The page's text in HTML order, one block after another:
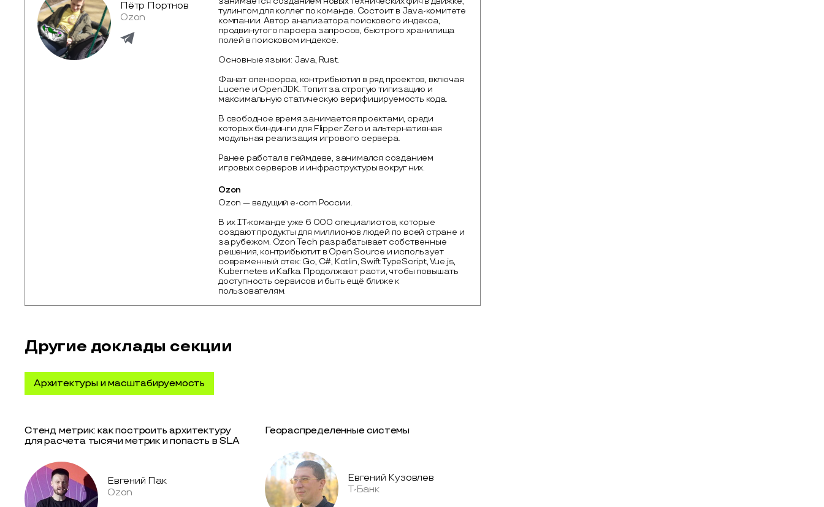
Пётр Портнов
Ozon
тулингом для коллег по команде. Состоит в Java-комитете
компании. Автор анализатора поискового индекса,
продвинутого парсера запросов, быстрого хранилища
полей в поисковом индексе.
Основные языки: Java, Rust.
Фанат опенсорса, контрибьютил в ряд проектов, включая
Lucene и OpenJDK. Топит за строгую типизацию и
максимальную статическую верифицируемость кода.
В свободное время занимается проектами, среди
которых биндинги для Flipper Zero и альтернативная
модульная реализация игрового сервера.
Ранее работал в геймдеве, занимался созданием
игровых серверов и инфраструктуры вокруг них.
Ozon
Ozon — ведущий e-com России.
В их IT-команде уже 6 000 специалистов, которые
создают продукты для миллионов людей по всей стране и
за рубежом. Ozon Tech разрабатывает собственные
решения, контрибьютит в Open Source и использует
современный стек: Go, C#, Kotlin, Swift TypeScript, Vue.js,
Kubernetes и Kafka. Продолжают расти, чтобы повышать
доступность сервисов и быть ещё ближе к
пользователям.
Другие доклады секции
Архитектуры и масштабируемость
Стенд метрик: как построить архитектуру
для расчета тысячи метрик и попасть в SLA
Евгений Пак
Ozon
Геораспределенные системы
Евгений Кузовлев
Т-Банк